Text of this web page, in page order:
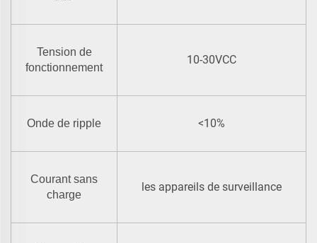
Tension de
fonctionnement
10-30VCC
Onde de ripple <10%
Courant sans
charge
les appareils de surveillance